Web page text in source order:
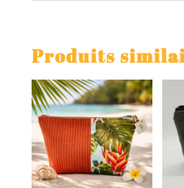
Produits